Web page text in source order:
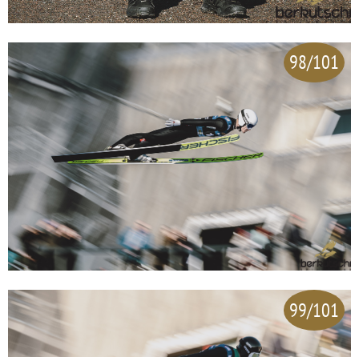
98/101
99/101